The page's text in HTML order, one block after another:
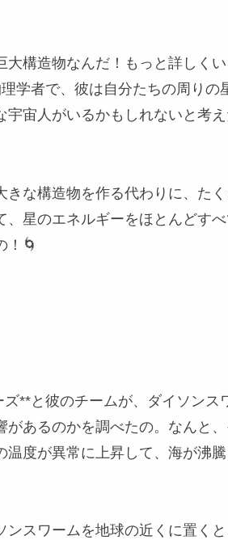
構造物なんだ！もっと詳しく
学者で、彼は自分たちの周りの
宙人がいるかもしれないと考
な構造物を作る代わりに、た
星のエネルギーをほとんどす
！🌀
**と彼のチームが、ダイソンス
あるのかを調べたの。なんと
度が異常に上昇して、海が沸
スワームを地球の近くに置く